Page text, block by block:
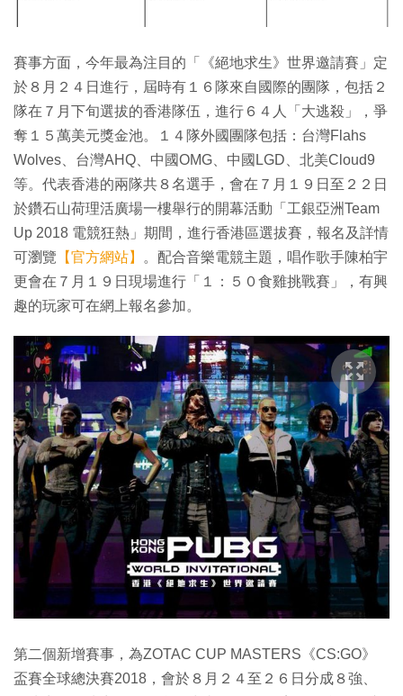
賽事方面，今年最為注目的「《絕地求生》世界邀請賽」定
於８月２４日進行，屆時有１６隊來自國際的團隊，包括２
隊在７月下旬選拔的香港隊伍，進行６４人「大逃殺」，爭
奪１５萬美元獎金池。１４隊外國團隊包括：台灣Flahs
Wolves、台灣AHQ、中國OMG、中國LGD、北美Cloud9
等。代表香港的兩隊共８名選手，會在７月１９日至２２日
於鑽石山荷理活廣場一樓舉行的開幕活動「工銀亞洲Team
Up 2018 電競狂熱」期間，進行香港區選拔賽，報名及詳情
可瀏覽 【官方網站】
。配合音樂電競主題，唱作歌手陳柏宇
更會在７月１９日現場進行「１：５０食雞挑戰賽」，有興
趣的玩家可在網上報名參加。
第二個新增賽事，為ZOTAC CUP MASTERS《CS:GO》
盃賽全球總決賽2018，會於８月２４至２６日分成８強、